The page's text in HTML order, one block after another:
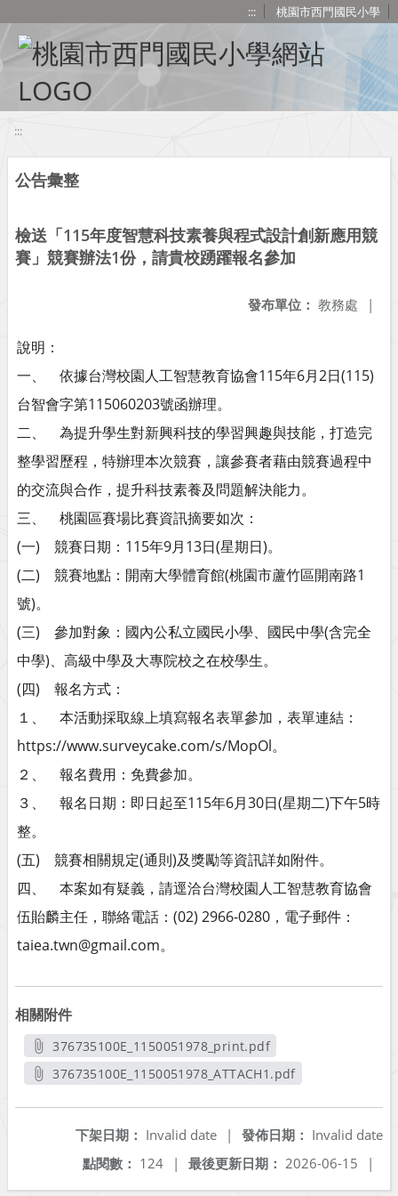
::: 桃園市西門國民小學
:::
公告彙整
檢送「115年度智慧科技素養與程式設計創新應用競
賽」競賽辦法1份，請貴校踴躍報名參加
發布單位： 教務處 |
說明：
一、 依據台灣校園人工智慧教育協會115年6月2日(115)
台智會字第115060203號函辦理。
二、 為提升學生對新興科技的學習興趣與技能，打造完
整學習歷程，特辦理本次競賽，讓參賽者藉由競賽過程中
的交流與合作，提升科技素養及問題解決能力。
三、 桃園區賽場比賽資訊摘要如次：
(一) 競賽日期：115年9月13日(星期日)。
(二) 競賽地點：開南大學體育館(桃園市蘆竹區開南路1
號)。
(三) 參加對象：國內公私立國民小學、國民中學(含完全
中學)、高級中學及大專院校之在校學生。
(四) 報名方式：
１、 本活動採取線上填寫報名表單參加，表單連結：
https://www.surveycake.com/s/MopOl。
２、 報名費用：免費參加。
３、 報名日期：即日起至115年6月30日(星期二)下午5時
整。
(五) 競賽相關規定(通則)及獎勵等資訊詳如附件。
四、 本案如有疑義，請逕洽台灣校園人工智慧教育協會
伍貽麟主任，聯絡電話：(02) 2966-0280，電子郵件：
taiea.twn@gmail.com。
相關附件
376735100E_1150051978_print.pdf
另開新視窗
376735100E_1150051978_ATTACH1.pdf
發佈日期： Invalid date
下架日期： Invalid date
|
最後更新日期： 2026-06-15 |
點閱數： 124 |